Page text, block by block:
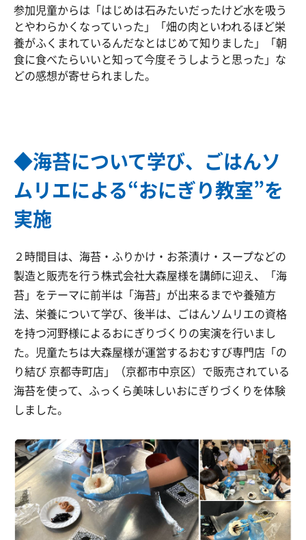
参加児童からは「はじめは石みたいだったけど水を吸う
とやわらかくなっていった」「畑の肉といわれるほど栄
養がふくまれているんだなとはじめて知りました」「朝
食に食べたらいいと知って今度そうしようと思った」な
どの感想が寄せられました。
◆海苔について学び、ごはんソ
ムリエによる“おにぎり教室”を
実施
２時間目は、海苔・ふりかけ・お茶漬け・スープなどの
製造と販売を行う株式会社大森屋様を講師に迎え、「海
苔」をテーマに前半は「海苔」が出来るまでや養殖方
法、栄養について学び、後半は、ごはんソムリエの資格
を持つ河野様によるおにぎりづくりの実演を行いまし
た。児童たちは大森屋様が運営するおむすび専門店「の
り結び 京都寺町店」（京都市中京区）で販売されている
海苔を使って、ふっくら美味しいおにぎりづくりを体験
しました。